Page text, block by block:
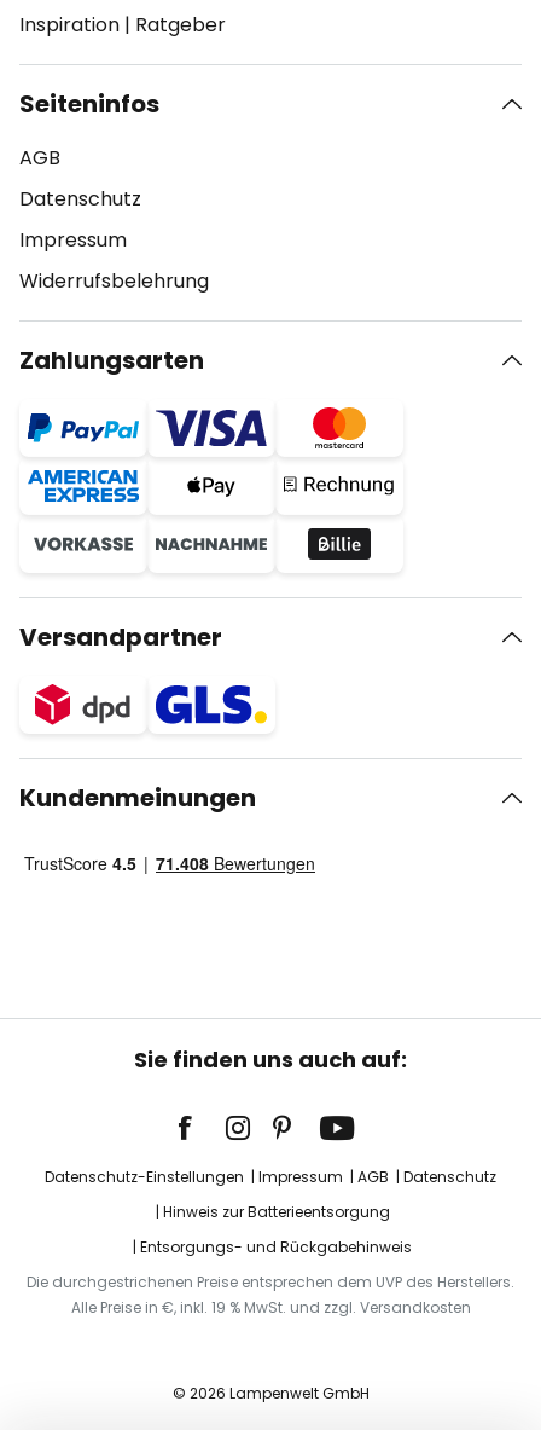
Inspiration | Ratgeber
Seiteninfos
AGB
Datenschutz
Impressum
Widerrufsbelehrung
Zahlungsarten
Versandpartner
Kundenmeinungen
Sie finden uns auch auf:
Datenschutz-Einstellungen Impressum AGB
Datenschutz
Hinweis zur Batterieentsorgung
Entsorgungs- und Rückgabehinweis
Die durchgestrichenen Preise entsprechen dem UVP des Herstellers.
Alle Preise in €, inkl. 19 % MwSt. und zzgl. Versandkosten
© 2026 Lampenwelt GmbH